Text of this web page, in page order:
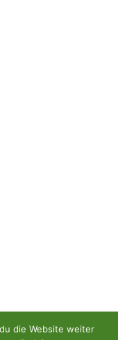
die Website weiter